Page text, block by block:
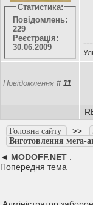
Статистика:
Повідомлень:
229
Реєстрація:
30.06.2009
Повідомлення # 11
Головна сайту >>
Виготовлення мега-
◄ MODOFF.NET :
Попередня тема